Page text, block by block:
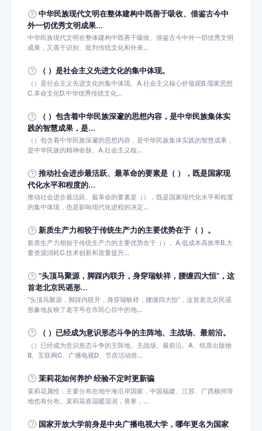
中华民族现代文明在整体建构中既善于吸收、借鉴古今中
外一切优秀文明成果...
中华民族现代文明在整体建构中既善于吸收、借鉴古今中外一切优秀文明
成果，又善于识别、批判传统文化和外来...
（ ）是社会主义先进文化的集中体现。
（）是社会主义先进文化的集中体现。A.社会主义核心价值观B.儒家思想
C.革命文化D.中华优秀传统文化...
（ ）包含着中华民族深邃的思想内容，是中华民族集体实
践的智慧成果，是...
（）包含着中华民族深邃的思想内容，是中华民族集体实践的智慧成果，
是中华民族的精神命脉。A.社会主义核...
推动社会进步最活跃、最革命的要素是（ ），既是国家现
代化水平和程度的...
推动社会进步最活跃、最革命的要素是（），既是国家现代化水平和程度
的集中体现，也是影响现代化进程的决定...
新质生产力相较于传统生产力的主要优势在于（ ）。
新质生产力相较于传统生产力的主要优势在于（）。A.低成本高效率B.大
量资源消耗C.技术创新和质量提升...
“头顶马聚源，脚踩内联升，身穿瑞蚨祥，腰缠四大恒”，这
首老北京民谣形...
“头顶马聚源，脚踩内联升，身穿瑞蚨祥，腰缠四大恒”，这首老北京民谣
形象地反映了老字号在市民心目中的地...
（ ）已经成为意识形态斗争的主阵地、主战场、最前沿。
（）已经成为意识形态斗争的主阵地、主战场、最前沿。A、纸质出版物
B、互联网C、广播电视D、节庆活动答...
茉莉花如何养护 经验不定时更新骗
茉莉花属性：主要分布在地中海沿岸国家，中国福建、江苏、广西横州等
地也有分布。茉莉花喜温暖湿润，畏寒，...
国家开放大学前身是中央广播电视大学，哪年更名为国家